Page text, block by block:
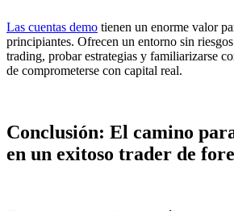
Las cuentas demo tienen un enorme valor
principiantes. Ofrecen un entorno sin
trading, probar estrategias y familiarizarse
de comprometerse con capital real.
Conclusión: El camino
en un exitoso trader de